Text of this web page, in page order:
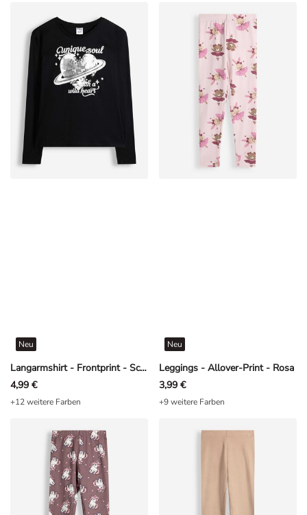
Langarmshirt - Frontprint - Schwarz
Neu
4,99 €
+12 weitere Farben
Leggings - Allover-Print - Rosa
Neu
3,99 €
+9 weitere Farben